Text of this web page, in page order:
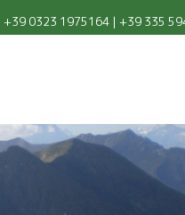
+39 0323 1975164| +39 335